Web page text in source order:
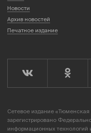
Новости
Архив новостей
Печатное издание
Сетевое издание «Тюменская
зарегистрировано
информационных технологий